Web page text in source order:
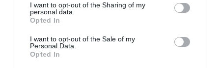
I want to opt-out of the Sharing of my
personal data.
Opted In
I want to opt-out of the Sale of my
Personal Data.
Opted In